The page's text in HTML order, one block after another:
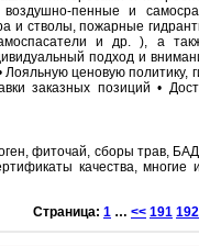
воздушно-пенные и
и стволы, пожарные
и др. ), а
подход и
ценовую политику,
заказных позиций •
фиточай, сборы трав,
качества, многие
Страница: 1 … << 191 192